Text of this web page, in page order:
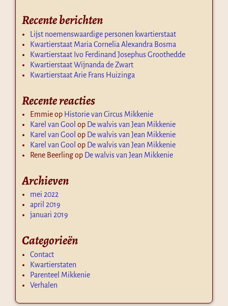
Recente berichten
Lijst noemenswaardige personen kwartierstaat
Kwartierstaat Maria Cornelia Alexandra Bosma
Kwartierstaat Ivo Ferdinand Josephus Groothedde
Kwartierstaat Wijnanda de Zwart
Kwartierstaat Arie Frans Huizinga
Recente reacties
Emmieop Historie van Circus Mikkenie
Karel van Gool op De walvis van Jean Mikkenie
Karel van Gool op De walvis van Jean Mikkenie
Karel van Gool op De walvis van Jean Mikkenie
Rene Beerlingop De walvis van Jean Mikkenie
Archieven
mei 2022
april 2019
januari 2019
Categorieën
Contact
Kwartierstaten
Parenteel Mikkenie
Verhalen